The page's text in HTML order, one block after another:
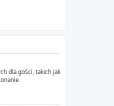
dla gości, takich jak